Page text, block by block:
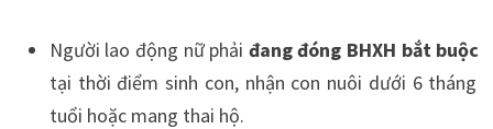
Người lao động nữ phải đang đóng BHXH bắt buộc
tại thời điểm sinh con, nhận con nuôi dưới 6 tháng
tuổi hoặc mang thai hộ.